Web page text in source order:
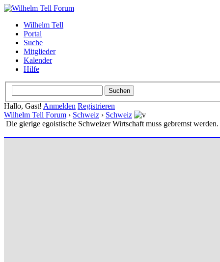
Wilhelm Tell
Portal
Suche
Mitglieder
Kalender
Hilfe
Hallo, Gast! Anmelden Registrieren
Wilhelm Tell Forum › Schweiz › Schweiz
Die gierige egoistische Schweizer Wirtschaft muss gebremst werden.